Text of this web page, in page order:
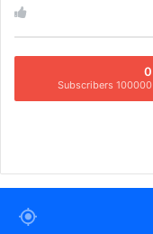
0
100000 Subscribers